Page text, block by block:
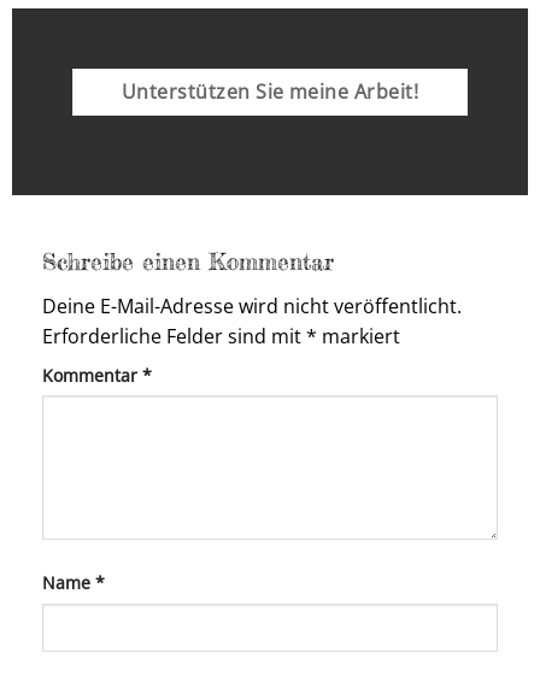
Unterstützen Sie meine Arbeit!
Schreibe einen Kommentar
Deine E-Mail-Adresse wird nicht veröffentlicht.
Erforderliche Felder sind mit* markiert
Kommentar *
Name *